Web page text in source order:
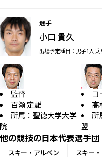
選手
小口 貴久
出場予定種目：男子1人乗
監督
百瀬 定雄
所属：聖徳大学大学
院
コ
髙
所
盟
他の競技の日本代表選手団
スキー・アルペン
スキー